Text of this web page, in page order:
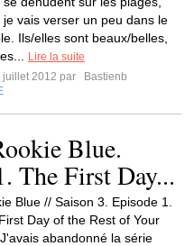
je vais verser un peu dans le
Ils/elles sont beaux/belles,
Lire la suite
juillet 2012 par
Bastienb
Blue.
The First Day...
Blue // Saison 3. Episode 1.
Day of the Rest of Your
abandonné la série